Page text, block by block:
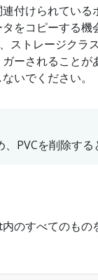
付けられている
をコピーする機
ストレージクラ
ーされること
いでください。
PVCを削除する
のすべてのもの